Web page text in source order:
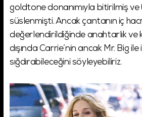
goldtone donanımıyla bitirilmiş
süslenmişti. Ancak çantanın iç
değerlendirildiğinde anahtarlık ve
dışında Carrie’nin ancak Mr. Big
sığdırabileceğini söyleyebiliriz.